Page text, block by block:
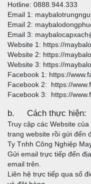
Hotline: 0888.944.333
Email 1:
Email 2:
Email 3:
Website 1: https://
Website 2: https://
Website 3: https://
Facebook 1: https://
Facebook 2: https://
Facebook 3: https://
b. Cách thực hiện:
Truy cập các Website
trang website rồi gửi đến
Ty Tnhh Công Nghiệp
Gửi email trực tiếp đến
email trên.
Liên hệ trực tiếp qua số